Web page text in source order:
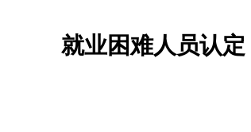
就业困难人员认定